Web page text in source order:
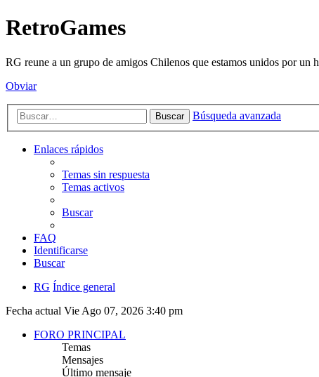
RetroGames
RG reune a un grupo de amigos Chilenos que estamos unidos por un
Obviar
Buscar Búsqueda avanzada
Enlaces rápidos
Temas sin respuesta
Temas activos
Buscar
FAQ
Identificarse
Buscar
RG Índice general
Fecha actual Vie Ago 07, 2026 3:40 pm
FORO PRINCIPAL
Temas
Mensajes
Último mensaje